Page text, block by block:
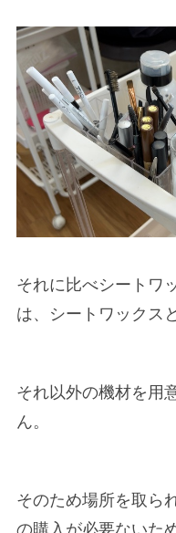
それに比べシートワ
は、シートワックス
それ以外の機材を用
ん。
そのため場所を取ら
の購入が必要ないた